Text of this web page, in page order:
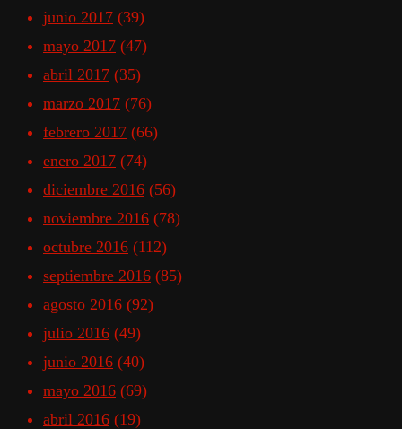
junio 2017 (39)
mayo 2017 (47)
abril 2017 (35)
marzo 2017 (76)
febrero 2017 (66)
enero 2017 (74)
diciembre 2016 (56)
noviembre 2016 (78)
octubre 2016 (112)
septiembre 2016 (85)
agosto 2016 (92)
julio 2016 (49)
junio 2016 (40)
mayo 2016 (69)
abril 2016 (19)